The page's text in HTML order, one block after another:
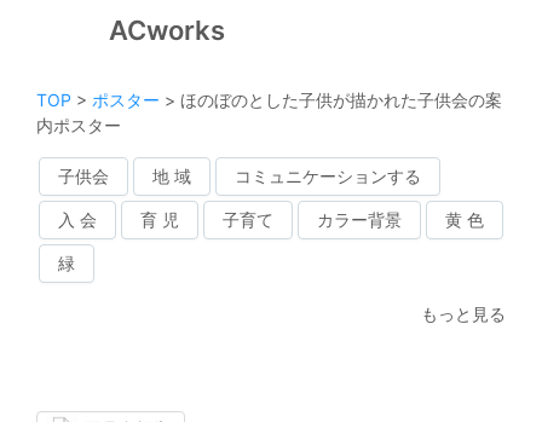
ACworks
TOP > ポスター > ほのぼのとした子供が描かれた子供会の案
内ポスター
子供会 地 域 コミュニケーションする
入 会 育 児 子育て カラー背景 黄 色
緑
もっと見る